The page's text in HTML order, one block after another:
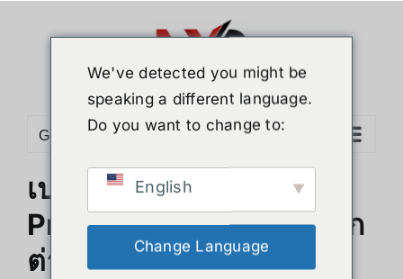
Go to...
เปรียบเทียบ Apple Vision
Pro vs Meta Quest 3 แตก
ต่างกันยังไง
We've detected you might be
speaking a different language.
Do you want to change to:
English
Change Language